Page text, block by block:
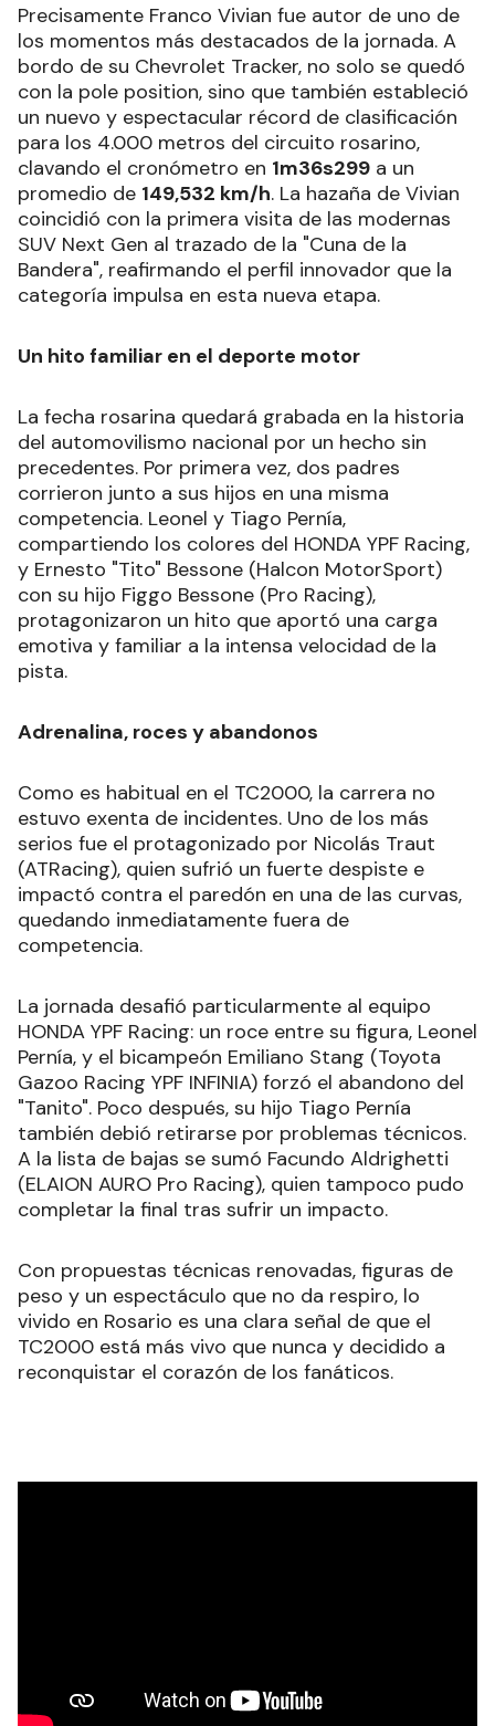
Precisamente Franco Vivian fue autor de uno de
los momentos más destacados de la jornada. A
bordo de su Chevrolet Tracker, no solo se quedó
con la pole position, sino que también estableció
un nuevo y espectacular récord de clasificación
para los 4.000 metros del circuito rosarino,
clavando el cronómetro en 1m36s299 a un
promedio de 149,532 km/h. La hazaña de Vivian
coincidió con la primera visita de las modernas
SUV Next Gen al trazado de la "Cuna de la
Bandera", reafirmando el perfil innovador que la
categoría impulsa en esta nueva etapa.
Un hito familiar en el deporte motor
La fecha rosarina quedará grabada en la historia
del automovilismo nacional por un hecho sin
precedentes. Por primera vez, dos padres
corrieron junto a sus hijos en una misma
competencia. Leonel y Tiago Pernía,
compartiendo los colores del HONDA YPF Racing,
y Ernesto "Tito" Bessone (Halcon MotorSport)
con su hijo Figgo Bessone (Pro Racing),
protagonizaron un hito que aportó una carga
emotiva y familiar a la intensa velocidad de la
pista.
Adrenalina, roces y abandonos
Como es habitual en el TC2000, la carrera no
estuvo exenta de incidentes. Uno de los más
serios fue el protagonizado por Nicolás Traut
(ATRacing), quien sufrió un fuerte despiste e
impactó contra el paredón en una de las curvas,
quedando inmediatamente fuera de
competencia.
La jornada desafió particularmente al equipo
HONDA YPF Racing: un roce entre su figura, Leonel
Pernía, y el bicampeón Emiliano Stang (Toyota
Gazoo Racing YPF INFINIA) forzó el abandono del
"Tanito". Poco después, su hijo Tiago Pernía
también debió retirarse por problemas técnicos.
A la lista de bajas se sumó Facundo Aldrighetti
(ELAION AURO Pro Racing), quien tampoco pudo
completar la final tras sufrir un impacto.
Con propuestas técnicas renovadas, figuras de
peso y un espectáculo que no da respiro, lo
vivido en Rosario es una clara señal de que el
TC2000 está más vivo que nunca y decidido a
reconquistar el corazón de los fanáticos.